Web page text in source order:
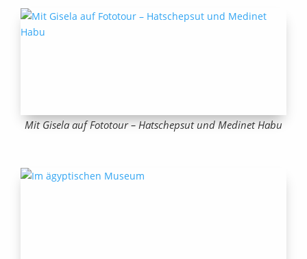
Mit Gisela auf Fototour – Hatschepsut und Medinet Habu